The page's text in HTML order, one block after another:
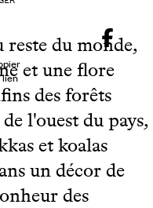
lien
reste du monde,
et une flore
des forêts
l'ouest du pays,
et koalas
un décor de
des